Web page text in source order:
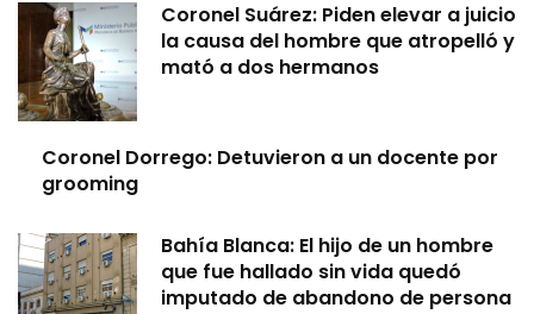
Coronel Suárez: Piden elevar a juicio
la causa del hombre que atropelló y
mató a dos hermanos
Coronel Dorrego: Detuvieron a un docente por
grooming
Bahía Blanca: El hijo de un hombre
que fue hallado sin vida quedó
imputado de abandono de persona